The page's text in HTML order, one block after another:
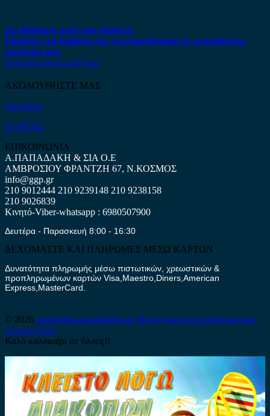
Δεν βρήκατε αυτό που ψάχνετε;
Είμαστε στη διάθεση σας να απαντήσουμε σε οποιαδήποτε
ερώτηση σας.
Επικοινωνήστε μαζί μας
ΑΚΟΛΟΥΘΗΣΤΕ ΜΑΣ
Facebook
ΧΑΡΤΗΣ
ΕΠΙΚΟΙΝΩΝΙΑ
Α.ΠΑΠΑΔΑΚΗ & ΣΙΑ Ο.Ε
ΑΜΒΡΟΣΙΟΥ ΦΡΑΝΤΖΗ 67, Ν.ΚΟΣΜΟΣ
info@ggp.gr
210 9012444 210 9239148 210 9238158
210 9026839
Κινητό-Viber-whatsapp : 6980507900
Δευτέρα - Παρασκευή 8:00 - 16:30
ΔΕΧΟΜΑΣΤΕ ΚΑΙ ΠΛΗΡΩΜΕΣ ΜΕΣΩ ΚΑΡΤΩΝ
Δυνατότητα πληρωμής μέσω πιστωτικών, χρεωστικών &
προπληρωμένων καρτών Visa,Maestro,Diners,American
Express,MasterCard.
© 2026 antalaktika-autokinitou.grΜεταχειρισμένα Ανταλλακτικά
Αυτοκινήτων
Καλό καλοκαίρι σε όλους!!